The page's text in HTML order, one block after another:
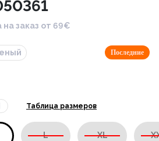
на заказ от 69€
Последние
Таблица размеров
L XL